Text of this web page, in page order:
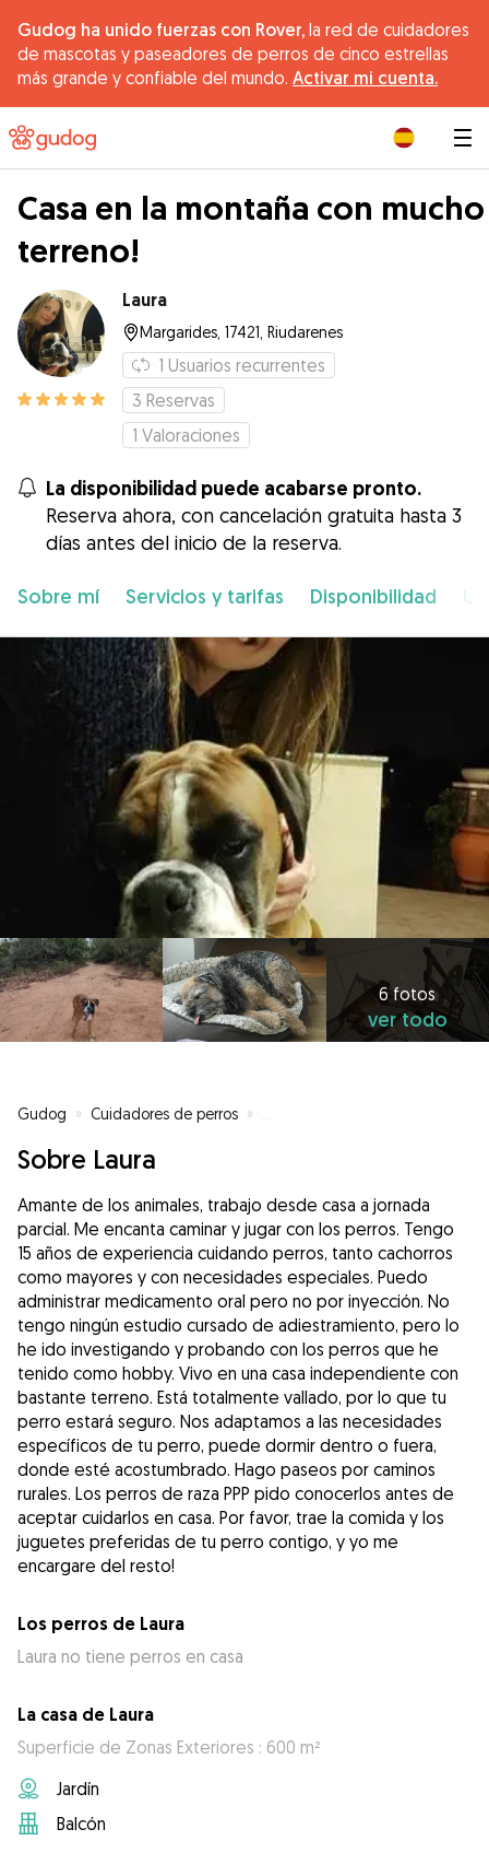
Gudog ha unido fuerzas con Rover, la red de cuidadores
de mascotas y paseadores de perros de cinco estrellas
más grande y confiable del mundo. Activar mi cuenta.
Casa en la montaña con mucho
terreno!
Laura
Margarides, 17421, Riudarenes
1 Usuarios recurrentes
3 Reservas
1 Valoraciones
La disponibilidad puede acabarse pronto.
Reserva ahora, con cancelación gratuita hasta 3
días antes del inicio de la reserva.
Sobre mí Servicios y tarifas Disponibilidad
6 fotos
ver todo
Gudog » Cuidadores de perros »
Sobre Laura
Amante de los animales, trabajo desde casa a jornada
parcial. Me encanta caminar y jugar con los perros. Tengo
15 años de experiencia cuidando perros, tanto cachorros
como mayores y con necesidades especiales. Puedo
administrar medicamento oral pero no por inyección. No
tengo ningún estudio cursado de adiestramiento, pero lo
he ido investigando y probando con los perros que he
tenido como hobby. Vivo en una casa independiente con
bastante terreno. Está totalmente vallado, por lo que tu
perro estará seguro. Nos adaptamos a las necesidades
específicos de tu perro, puede dormir dentro o fuera,
donde esté acostumbrado. Hago paseos por caminos
rurales. Los perros de raza PPP pido conocerlos antes de
aceptar cuidarlos en casa. Por favor, trae la comida y los
juguetes preferidas de tu perro contigo, y yo me
encargare del resto!
Los perros de Laura
Laura no tiene perros en casa
La casa de Laura
Superficie de Zonas Exteriores : 600 m²
Jardín
Balcón